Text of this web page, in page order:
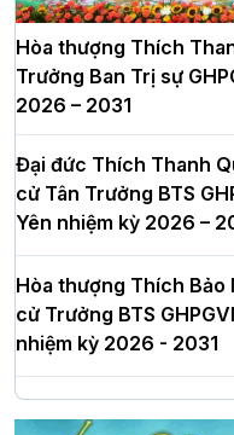
Hòa thượng Thích
Trưởng Ban Trị sự
2026 – 2031
Đại đức Thích Thanh
cử Tân Trưởng BTS
Yên nhiệm kỳ 2026 –
Hòa thượng Thích Bảo
cử Trưởng BTS
nhiệm kỳ 2026 - 2031
Hà Nội: Long trọng lễ